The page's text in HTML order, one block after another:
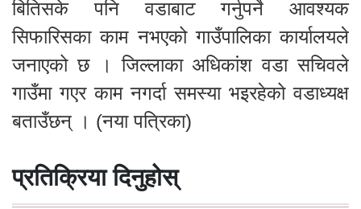
बितिसके पनि वडाबाट गर्नुपर्ने आवश्यक
सिफारिसका काम नभएको गाउँपालिका कार्यालयले
जनाएको छ । जिल्लाका अधिकांश वडा सचिवले
गाउँमा गएर काम नगर्दा समस्या भइरहेको वडाध्यक्ष
बताउँछन् । (नया पत्रिका)
प्रतिक्रिया दिनुहोस्